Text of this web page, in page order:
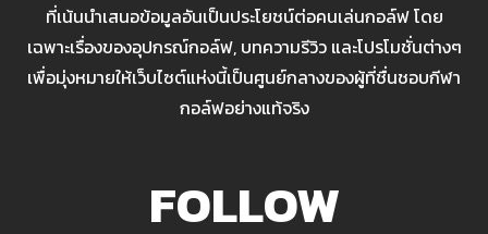
ที่เน้นนำเสนอข้อมูลอันเป็นประโยชน์ต่อคนเล่นกอล์ฟ โดย
เฉพาะเรื่องของอุปกรณ์กอล์ฟ, บทความรีวิว และโปรโมชั่นต่างๆ
เพื่อมุ่งหมายให้เว็บไซต์แห่งนี้เป็นศูนย์กลางของผู้ที่ชื่นชอบกีฬา
กอล์ฟอย่างแท้จริง
FOLLOW